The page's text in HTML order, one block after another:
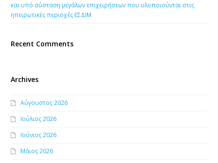
και υπό σύσταση μεγάλων επιχειρήσεων που υλοποιούνται στις
ηπειρωτικές περιοχές ΕΣΔΙΜ
Recent Comments
Archives
Αύγουστος 2026
Ιούλιος 2026
Ιούνιος 2026
Μάιος 2026